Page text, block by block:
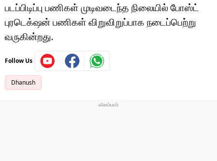
படப்பிடிப்பு பணிகள் முடிவடைந்த நிலையில் போஸ்ட்
புரடெக்‌ஷன் பணிகள் விறுவிறுப்பாக நடைப்பெற்று
வருகின்றது.
Follow Us
Dhanush